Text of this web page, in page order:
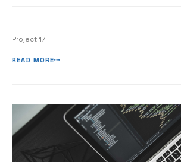
Project 17
READ MORE